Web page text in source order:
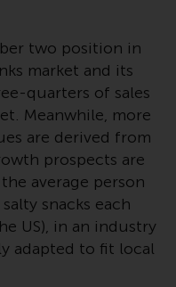
von 23.
nicht von
nur
im Sinne
1
und Abs.
Anleger“).
Redwheel
two position in
market and its
quarters of sales
Meanwhile, more
are derived from
prospects are
average person
snacks each
US), in an industry
adapted to fit local